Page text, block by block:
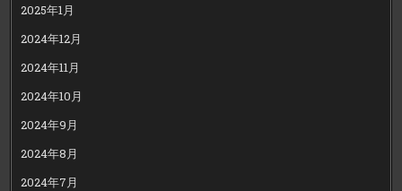
2025年1月
2024年12月
2024年11月
2024年10月
2024年9月
2024年8月
2024年7月